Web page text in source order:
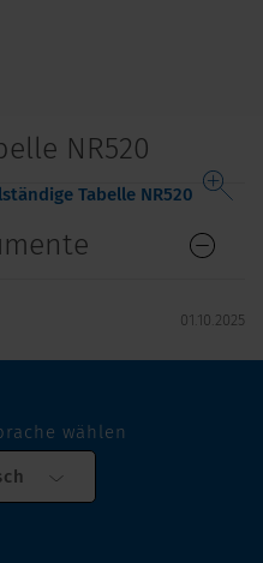
NR520
Tabelle NR520
01.10.2025
wählen